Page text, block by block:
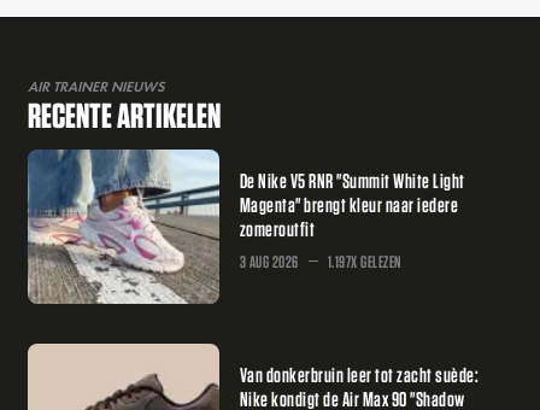
AIR TRAINER NIEUWS
RECENTE ARTIKELEN
De Nike V5 RNR "Summit White Light
Magenta" brengt kleur naar iedere
zomeroutfit
3 AUG 2026 1.197X GELEZEN
Van donkerbruin leer tot zacht suède:
Nike kondigt de Air Max 90 "Shadow